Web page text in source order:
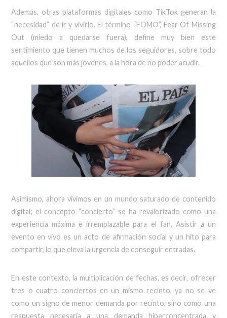
Además, otras plataformas digitales como TikTok generan la
“necesidad” de ir y vivirlo. El término “FOMO”, Fear Of Missing
Out (miedo a quedarse fuera), define muy bien este
sentimiento que tienen muchos de los seguidores, sobre todo
aquellos que son más jóvenes, a la hora de no poder acudir.
Asimismo, ahora vivimos en un mundo saturado de contenido
digital; el concepto “concierto” se ha revalorizado como una
experiencia máxima e irremplazable para el fan. Asistir a un
evento en vivo es un acto de afirmación social y un hito para
compartir, lo que eleva la urgencia de conseguir entradas.
En este contexto, la multiplicación de fechas, es decir, ofrecer
tres o cuatro conciertos en un mismo recinto, ya no se ve
como un signo de menor demanda por recinto, sino como una
respuesta necesaria a una demanda hiperconcentrada y